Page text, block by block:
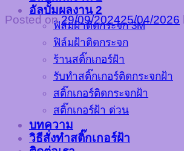
อัลบั้มผลงาน 2
ฟิล์มฝ้าติดกระจก 3M
ฟิล์มฝ้าติดกระจก
ร้านสติ๊กเกอร์ฝ้า
รับทำสติ๊กเกอร์ติดกระจกฝ้า
สติ๊กเกอร์ติดกระจกฝ้า
สติ๊กเกอร์ฝ้า ด่วน
บทความ
วิธีสั่งทำสติ๊กเกอร์ฝ้า
Posted on29/09/202425/04/2026